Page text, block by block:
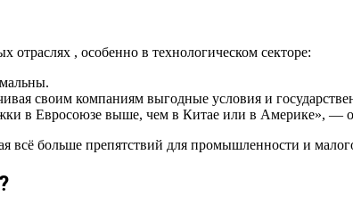
, особенно в технологическом секторе:
своим компаниям выгодные условия и
в Евросоюзе выше, чем в Китае или в Америке», —
всё больше препятствий для промышленности и